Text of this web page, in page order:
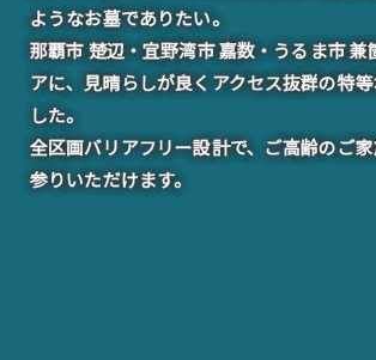
ようなお墓でありたい。
那覇市 楚辺・宜野湾市 嘉数・うるま市 兼
アに、見晴らしが良くアクセス抜群の特
した。
全区画バリアフリー設計で、ご高齢のご
参りいただけます。